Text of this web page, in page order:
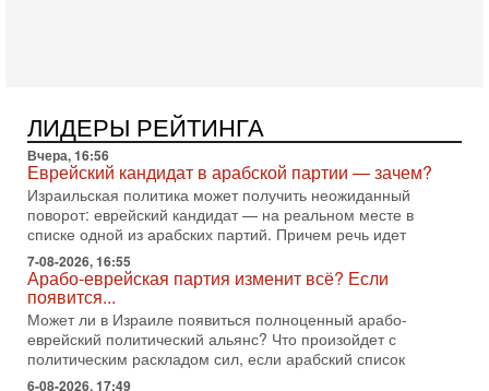
02/08/2026
Президент США Дональд Трамп сегодня заявил об отмене
подготовленного удара по Ирану после обращений
Тегерана и других стран региона. По его словам,
1-08-2026, 17:50
«Русский голос» Израиля: кто заберет его на этот
раз?
Голоса русскоязычных репатриантов не раз кардинально
меняли политический ландшафт Израиля. Достаточно
вспомнить взлет партии «Исраэль ба-алия», когда
31-07-2026, 17:00
Тайны закрытых дверей: о чём на самом деле
молчат Трамп и Нетаньяху?
ЛИДЕРЫ РЕЙТИНГА
Вчера, 16:56
Еврейский кандидат в арабской партии — зачем?
Израильская политика может получить неожиданный
поворот: еврейский кандидат — на реальном месте в
списке одной из арабских партий. Причем речь идет
7-08-2026, 16:55
Арабо-еврейская партия изменит всё? Если
появится...
Может ли в Израиле появиться полноценный арабо-
еврейский политический альянс? Что произойдет с
политическим раскладом сил, если арабский список
6-08-2026, 17:49